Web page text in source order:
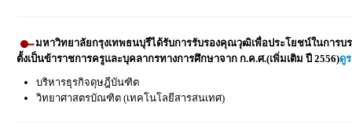
มหาวิทยาลัยกรุงเทพธนบุรีได้รับการรับรองคุณวุฒิเพื่อประโยชน์ในการบ
ตั้งเป็นข้าราชการครูและบุคลากรทางการศึกษาจาก ก.ค.ศ.(เพิ่มเติม ปี 2556)ดู
บริหารธุรกิจดุษฎีบันฑิต
วิทยาศาสตรบัณฑิต (เทคโนโลยีสารสนเทศ)